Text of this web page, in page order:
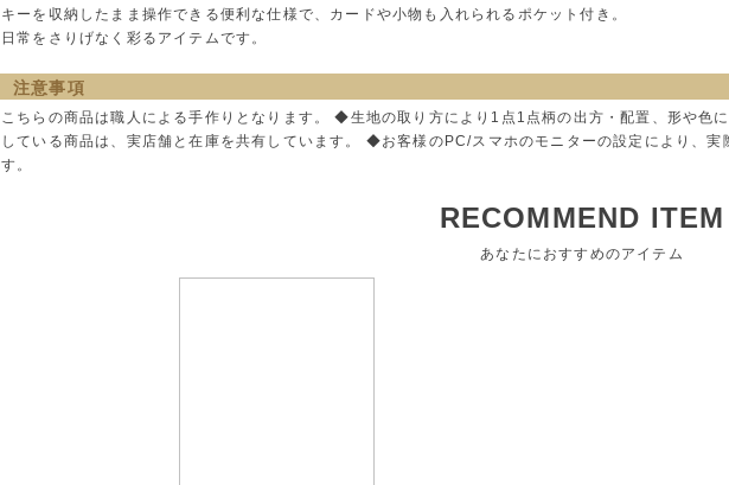
キーを収納したまま操作できる便利な仕様で、カードや小物も入れられるポケット付き。
日常をさりげなく彩るアイテムです。
注意事項
こちらの商品は職人による手作りとなります。 ◆生地の取り方により1点1点柄の出方・配置、形や色
している商品は、実店舗と在庫を共有しています。 ◆お客様のPC/スマホのモニターの設定により、
す。
RECOMMEND ITEM
あなたにおすすめのアイテム